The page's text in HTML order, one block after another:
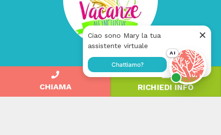
Un progetto Adrias Online
CHIAMA RICHIEDI INFO